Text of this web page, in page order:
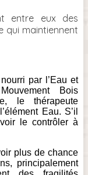
entre eux des
qui maintiennent
par l’Eau et
Bois
le thérapeute
Eau. S’il
le contrôler à
plus de chance
principalement